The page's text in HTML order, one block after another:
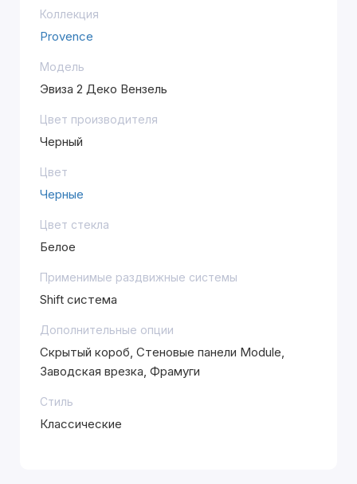
Коллекция
Provence
Модель
Эвиза 2 Деко Вензель
Цвет производителя
Черный
Цвет
Черные
Цвет стекла
Белое
Применимые раздвижные системы
Shift система
Дополнительные опции
Скрытый короб, Стеновые панели Module,
Заводская врезка, Фрамуги
Стиль
Классические